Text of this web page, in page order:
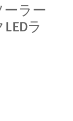
ラー
ラ